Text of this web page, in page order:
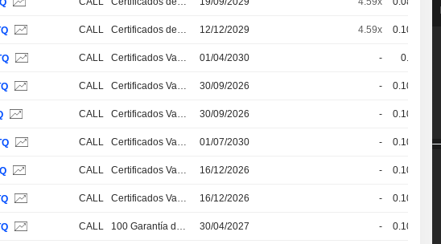
CALL Certificados de Bonus y Protección Parcial 12/12/2029 4.59x 0.103
CALL Certificados Varios 01/04/2030 - 0.1
CALL Certificados Varios 30/09/2026 - 0.109
CALL Certificados Varios 30/09/2026 - 0.109
CALL Certificados Varios 01/07/2030 - 0.105
CALL Certificados Varios 16/12/2026 - 0.101
CALL Certificados Varios 16/12/2026 - 0.101
CALL 100 Garantía de Capital 30/04/2027 - 0.109